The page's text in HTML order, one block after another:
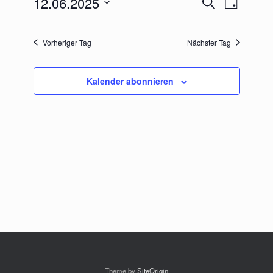
Suche
und
Navigation
Ansichten-
Navigation
Tag
Vorheriger Tag Nächster Tag
Kalender abonnieren
Theme bySiteOrigin